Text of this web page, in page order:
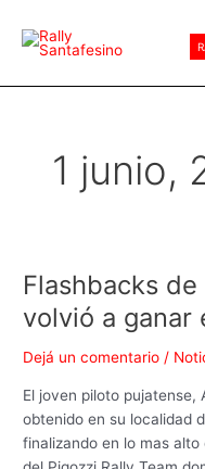
contenido
1 junio,
Flashbacks
volvió a ganar
Dejá un comentario /
El joven piloto pujatense,
obtenido en su localidad
finalizando en lo mas
Flashbacks
2024:
Alvaro
volvió
a
ganar